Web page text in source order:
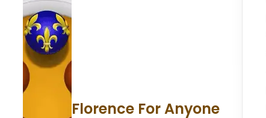
Florence For Anyone